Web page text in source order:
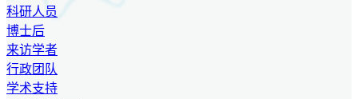
科研人员
博士后
来访学者
行政团队
学术支持